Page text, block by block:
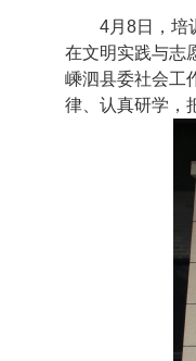
4月8日，培
在文明实践与志
嵊泗县委社会工
律、认真研学，